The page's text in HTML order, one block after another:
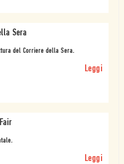
Sera
del Corriere della Sera.
Leggi
Leggi